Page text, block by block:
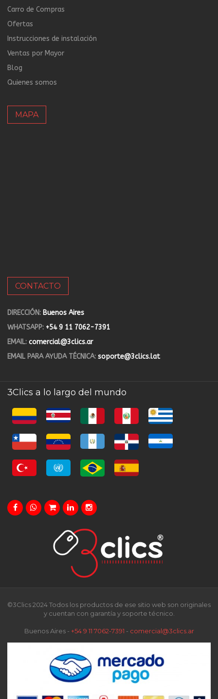
Carro de Compras
Ofertas
Instrucciones de instalación
Ventas por Mayor
Blog
Quienes somos
MAPA
CONTACTO
DIRECCIÓN: Buenos Aires
WHATSAPP: +54 9 11 7062-7391
EMAIL: comercial@3clics.ar
EMAIL PARA AYUDA TÉCNICA: soporte@3clics.lat
3Clics a lo largo del mundo
©3Clics 2024 Todos los productos de ese sitio web son originales
y cuentan con garantía y soporte técnico.
Buenos Aires - +54 9 11 7062-7391 - comercial@3clics.ar